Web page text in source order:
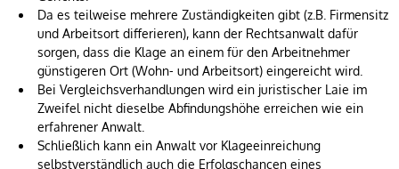
Da es teilweise mehrere Zuständigkeiten gibt (z.B. Firmensitz
und Arbeitsort differieren), kann der Rechtsanwalt dafür
sorgen, dass die Klage an einem für den Arbeitnehmer
günstigeren Ort (Wohn- und Arbeitsort) eingereicht wird.
Bei Vergleichsverhandlungen wird ein juristischer Laie im
Zweifel nicht dieselbe Abfindungshöhe erreichen wie ein
erfahrener Anwalt.
Schließlich kann ein Anwalt vor Klageeinreichung
selbstverständlich auch die Erfolgschancen eines